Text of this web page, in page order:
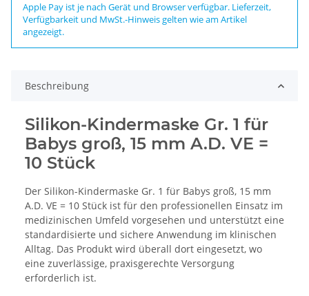
Apple Pay ist je nach Gerät und Browser verfügbar. Lieferzeit,
Verfügbarkeit und MwSt.-Hinweis gelten wie am Artikel
angezeigt.
Beschreibung
Silikon-Kindermaske Gr. 1 für
Babys groß, 15 mm A.D. VE =
10 Stück
Der Silikon-Kindermaske Gr. 1 für Babys groß, 15 mm
A.D. VE = 10 Stück ist für den professionellen Einsatz im
medizinischen Umfeld vorgesehen und unterstützt eine
standardisierte und sichere Anwendung im klinischen
Alltag. Das Produkt wird überall dort eingesetzt, wo
eine zuverlässige, praxisgerechte Versorgung
erforderlich ist.